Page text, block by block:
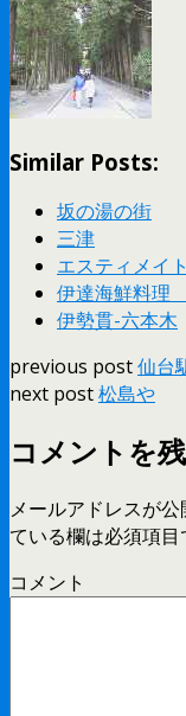
Similar Posts:
坂の湯の街
三津
エスティメイ
伊達海鮮料理
伊勢貫-六本木
previous post仙台
next post松島や
コメントを
メールアドレスが公
ている欄は必須項目
コメント